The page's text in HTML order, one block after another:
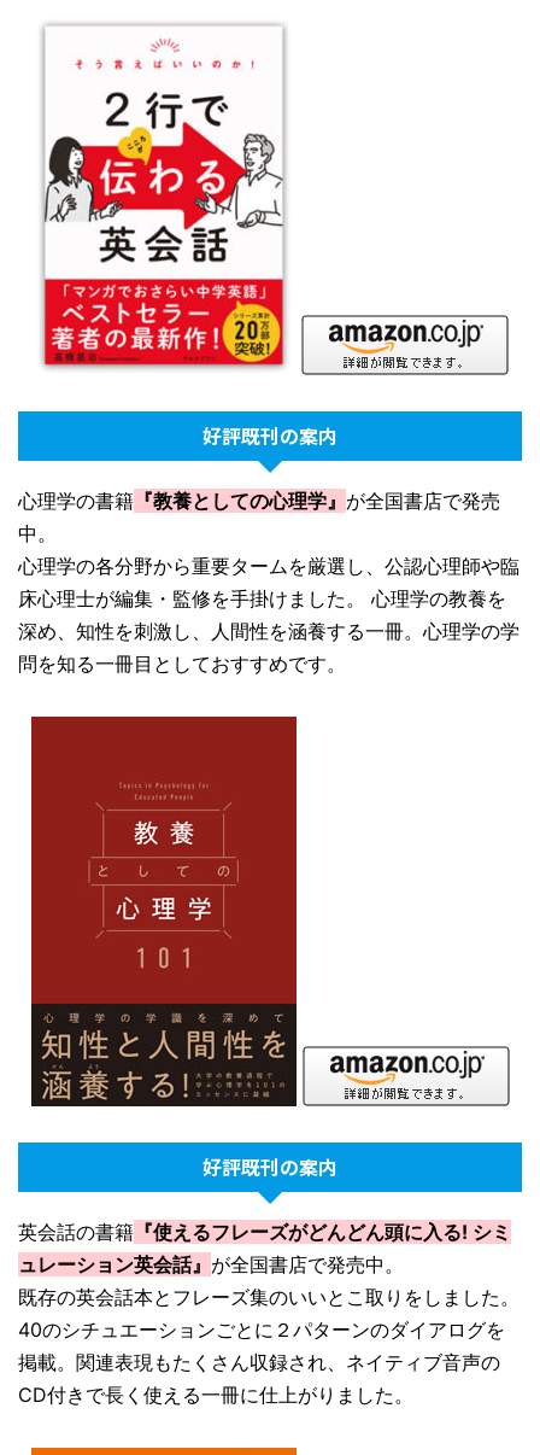
好評既刊の案内
心理学の書籍 『教養としての心理学』 が全国書店で発売
中。
心理学の各分野から重要タームを厳選し、公認心理師や臨
床心理士が編集・監修を手掛けました。 心理学の教養を
深め、知性を刺激し、人間性を涵養する一冊。心理学の学
問を知る一冊目としておすすめです。
好評既刊の案内
英会話の書籍 『使えるフレーズがどんどん頭に入る! シミ
ュレーション英会話』 が全国書店で発売中。
既存の英会話本とフレーズ集のいいとこ取りをしました。
40のシチュエーションごとに２パターンのダイアログを
掲載。関連表現もたくさん収録され、ネイティブ音声の
CD付きで長く使える一冊に仕上がりました。